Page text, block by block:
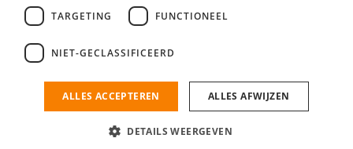
login
Bedrijf aanmelden
nieuwe collega/werknemer zo gevonden!
TARGETING FUNCTIONEEL
NIET-GECLASSIFICEERD
ALLES ACCEPTEREN ALLES AFWIJZEN
DETAILS WEERGEVEN